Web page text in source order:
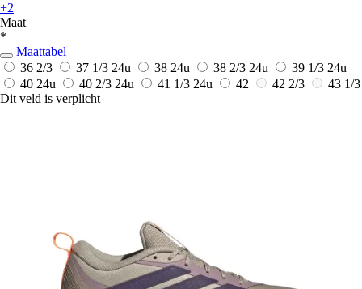
+2
Maat
*
Maattabel
36 2/3
37 1/3 24u 38 24u 38 2/3 24u 39 1/3 24u
40 24u 40 2/3 24u 41 1/3 24u 42 42 2/3
43 1/3
Dit veld is verplicht